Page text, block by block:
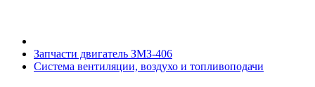
Запчасти двигатель ЗМЗ-406
Система вентиляции, воздухо и топливоподачи